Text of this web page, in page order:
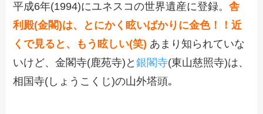
平成6年(1994)にユネスコの世界遺産に登録。舎
利殿(金閣)は、とにかく眩いばかりに金色！！近
くで見ると、もう眩しい(笑) あまり知られていな
いけど、金閣寺(鹿苑寺)と銀閣寺(東山慈照寺)は、
相国寺(しょうこくじ)の山外塔頭｡